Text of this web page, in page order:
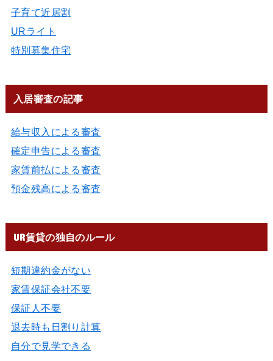
子育て近居割
URライト
特別募集住宅
入居審査の記事
給与収入による審査
確定申告による審査
家賃前払による審査
預金残高による審査
UR賃貸の独自のルール
短期違約金がない
家賃保証会社不要
保証人不要
退去時も日割り計算
自分で見学できる